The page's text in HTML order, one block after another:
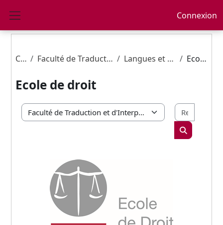
Connexion
Cours Faculté de Traduction et d'Interprétation - EII Langues et Internationalisation Ecole de droit
Ecole de droit
Catégories de cours